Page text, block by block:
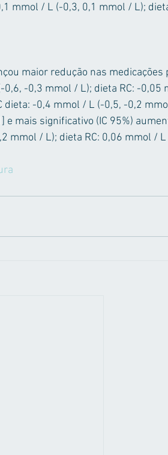
mmol / L (-0,3, 0,1 mmol / L);
maior redução nas medicações
-0,3 mmol / L); dieta RC: -0,05
-0,4 mmol / L (-0,5, -0,2
mais significativo (IC 95%)
mmol / L); dieta RC: 0,06 mmol / L